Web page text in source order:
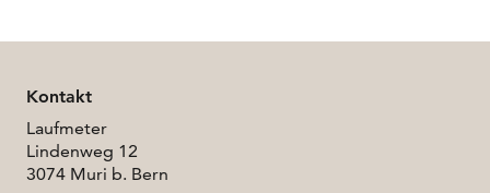
Kontakt
Laufmeter
Lindenweg 12
3074 Muri b. Bern